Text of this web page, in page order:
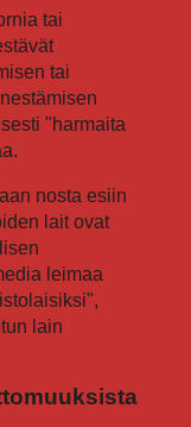
tai
tai
"harmaita
nosta esiin
lait ovat
leimaa
lain